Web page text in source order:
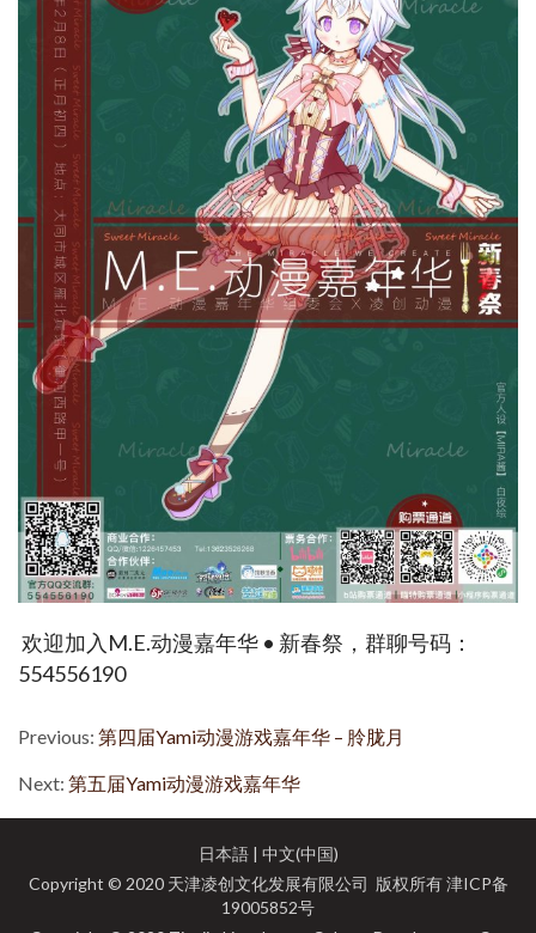
554556190
Previous: 第四届Yami动漫游戏嘉年华 – 朎胧月
Next: 第五届Yami动漫游戏嘉年华
日本語| 中文(中国)
Copyright © 2020 天津凌创文化发展有限公司 版权所有津ICP备
19005852号